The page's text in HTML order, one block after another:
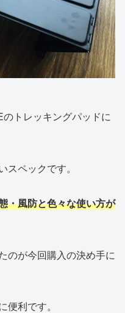
トレッキングパッドに
ペックです。
・風防と色々な使い方が
のが今回購入の決め手に
利です。